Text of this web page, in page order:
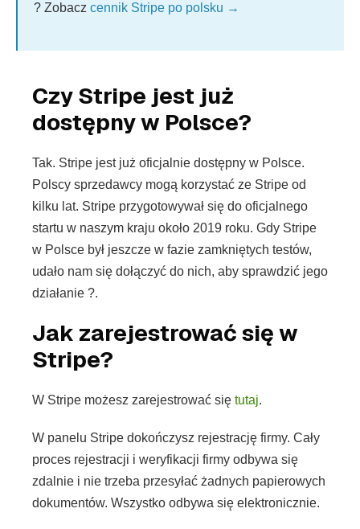
? Zobacz cennik Stripe po polsku →
Czy Stripe jest już
dostępny w Polsce?
Tak. Stripe jest już oficjalnie dostępny w Polsce.
Polscy sprzedawcy mogą korzystać ze Stripe od
kilku lat. Stripe przygotowywał się do oficjalnego
startu w naszym kraju około 2019 roku. Gdy Stripe
w Polsce był jeszcze w fazie zamkniętych testów,
udało nam się dołączyć do nich, aby sprawdzić jego
działanie ?.
Jak zarejestrować się w
Stripe?
W Stripe możesz zarejestrować się tutaj.
W panelu Stripe dokończysz rejestrację firmy. Cały
proces rejestracji i weryfikacji firmy odbywa się
zdalnie i nie trzeba przesyłać żadnych papierowych
dokumentów. Wszystko odbywa się elektronicznie.